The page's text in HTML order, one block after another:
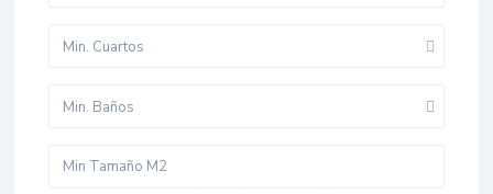
Min. Cuartos
Min. Baños